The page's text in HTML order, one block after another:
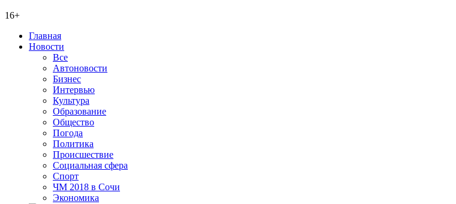
16+
Главная
Новости
Все
Автоновости
Бизнес
Интервью
Культура
Образование
Общество
Погода
Политика
Происшествие
Социальная сфера
Спорт
ЧМ 2018 в Сочи
Экономика